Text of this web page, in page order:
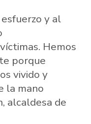
y al
Hemos
porque
vivido y
la mano
alcaldesa de